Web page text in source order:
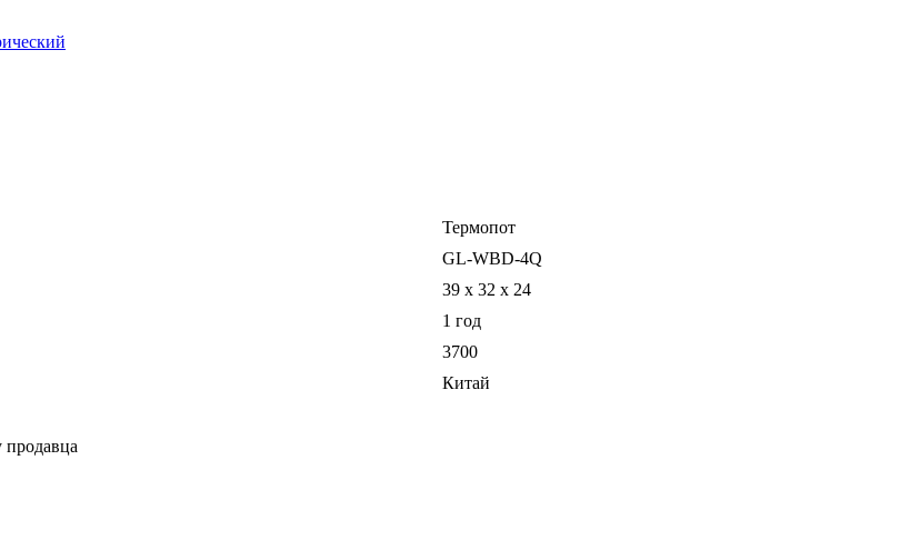
Термопот
GL-WBD-4Q
39 x 32 x 24
1 год
3700
Китай
продавца